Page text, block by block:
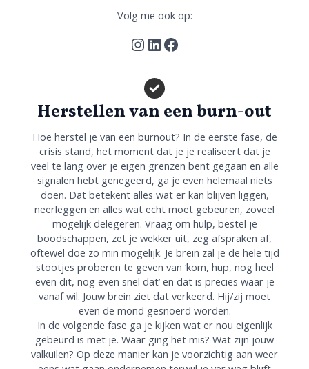
Volg me ook op:
InstagramLinkedIn Facebook
Herstellen van een burn-out
Hoe herstel je van een burnout? In de eerste fase, de
crisis stand, het moment dat je je realiseert dat je
veel te lang over je eigen grenzen bent gegaan en alle
signalen hebt genegeerd, ga je even helemaal niets
doen. Dat betekent alles wat er kan blijven liggen,
neerleggen en alles wat echt moet gebeuren, zoveel
mogelijk delegeren. Vraag om hulp, bestel je
boodschappen, zet je wekker uit, zeg afspraken af,
oftewel doe zo min mogelijk. Je brein zal je de hele tijd
stootjes proberen te geven van ‘kom, hup, nog heel
even dit, nog even snel dat’ en dat is precies waar je
vanaf wil. Jouw brein ziet dat verkeerd. Hij/zij moet
even de mond gesnoerd worden.
In de volgende fase ga je kijken wat er nou eigenlijk
gebeurd is met je. Waar ging het mis? Wat zijn jouw
valkuilen? Op deze manier kan je voorzichtig aan weer